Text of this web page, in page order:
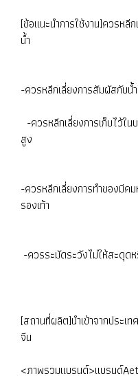
[ข้อแนะนำการใช้งาน]ควรหลี
-ควรหลีกเลี่ยงการสัมผัสกับ
-ควรหลีกเลี่ยงการเก็บไว้
-ควรหลีกเลี่ยงการทำของมีค
รอง
-ควรระมัดระวังไม่ให้สะดุด
[สถานที่ผลิต]นำเข้าจากประ
<ภาพรวมแบรนด์>แบรนด์